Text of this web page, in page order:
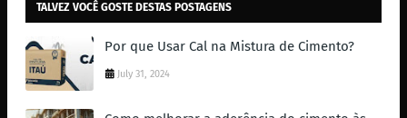
TALVEZ VOCÊ GOSTE DESTAS POSTAGENS
Por que Usar Cal na Mistura de Cimento?
July 31, 2024